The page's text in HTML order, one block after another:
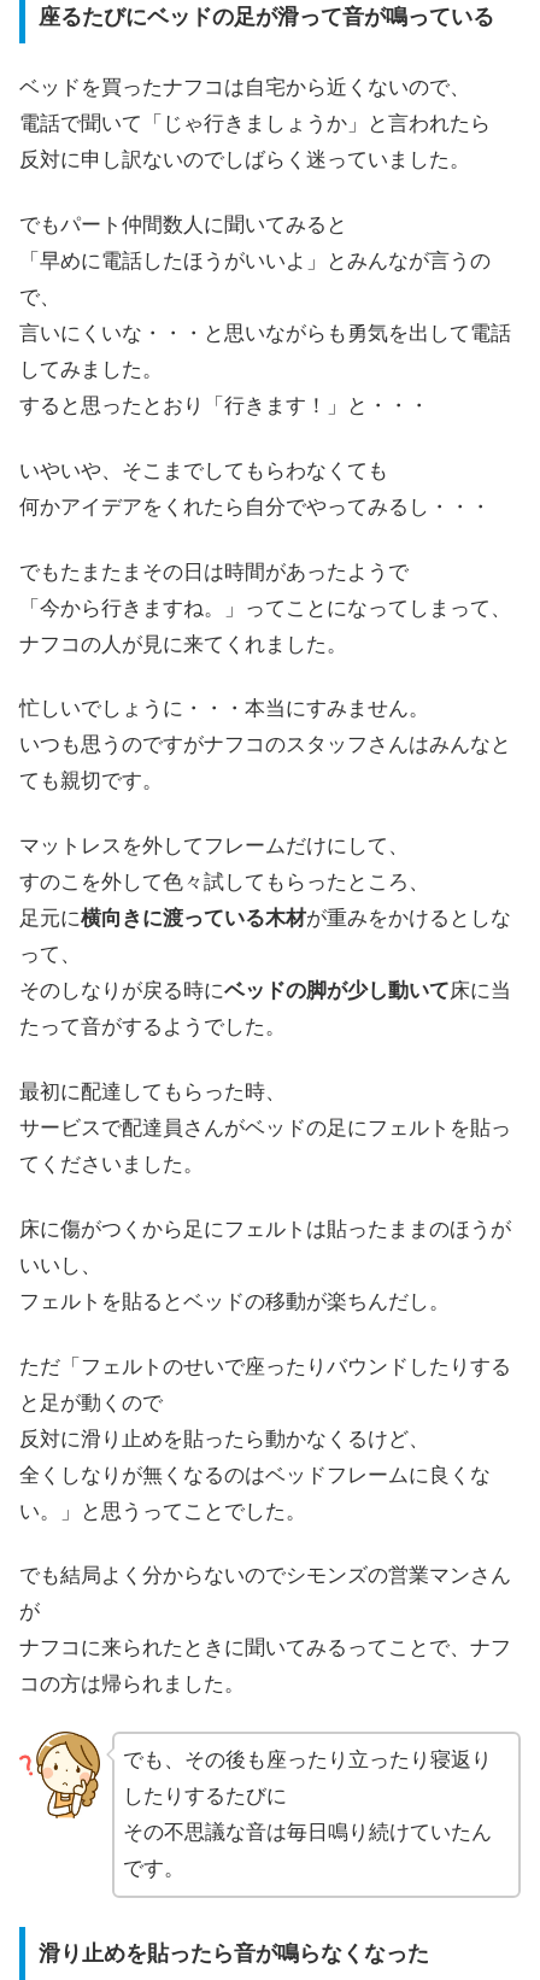
座るたびにベッドの足が滑って音が鳴っている
ベッドを買ったナフコは自宅から近くないので、
電話で聞いて「じゃ行きましょうか」と言われたら
反対に申し訳ないのでしばらく迷っていました。
でもパート仲間数人に聞いてみると
「早めに電話したほうがいいよ」とみんなが言うの
で、
言いにくいな・・・と思いながらも勇気を出して電話
してみました。
すると思ったとおり「行きます！」と・・・
いやいや、そこまでしてもらわなくても
何かアイデアをくれたら 自分でやってみるし・・・
でもたまたまその日は時間があったようで
「 今から行きますね。」ってことになってしまって、
ナフコの人が見に来てくれました。
忙しいでしょうに・・・本当にすみません。
いつも思うのですがナフコのスタッフさんはみんなと
ても親切です。
マットレスを外してフレームだけにして、
すのこを外して色々試してもらったところ、
足元に横向きに渡っている木材が重みをかけると しな
って 、
そのしなりが戻る時にベッドの脚が少し動いて床に当
たって音がするようでした。
最初に配達してもらった時、
サービスで配達員さんがベッドの足にフェルトを貼っ
てくださいました。
床に傷がつくから足にフェルトは貼ったままのほうが
いいし、
フェルトを貼るとベッドの移動が楽ちんだし。
ただ「フェルトのせいで座ったりバウンドしたりする
と足が動くので
反対に滑り止めを貼ったら動かなくるけど、
全くしなりが無くなるのはベッドフレームに良くな
い。」と思うってことでした。
でも結局よく分からないのでシモンズの営業マンさん
が
ナフコに来られたときに聞いてみるってことで、ナフ
コの方は帰られました。
でも、その後も座ったり立ったり寝返り
したりするたびに
その不思議な音は毎日鳴り続けていたん
です。
滑り止めを貼ったら音が鳴らなくなった